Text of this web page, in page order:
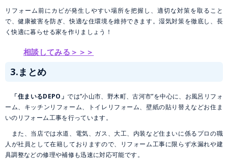
リフォーム前にカビが発生しやすい場所を把握し、適切な対策を取ること
で、健康被害を防ぎ、快適な住環境を維持できます。湿気対策を徹底し、長
く快適に暮らせる家を作りましょう！
相談してみる＞＞＞
3.まとめ
「住まいるDEPO」では”小山市、野木町、古河市”を中心に、お風呂リフォ
ーム、キッチンリフォーム、トイレリフォーム、壁紙の貼り替えなどお住ま
いのリフォーム工事を行っています。
また、当店では水道、電気、ガス、大工、内装など住まいに係るプロの職
人が社員として在籍しておりますので、リフォーム工事に限らず水漏れや建
具調整などの修理や補修も迅速に対応可能です。